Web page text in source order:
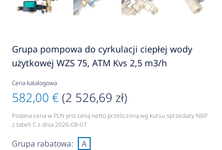
Grupa pompowa do cyrkulacji ciepłej wody
użytkowej WZS 75, ATM Kvs 2,5 m3/h
Cena katalogowa
582,00 € (2 526,69 zł)
Podana cena w PLN jest ceną netto przeliczoną wg kursu sprzedaży NBP
z tabeli C z dnia 2026-08-07
Grupa rabatowa: A